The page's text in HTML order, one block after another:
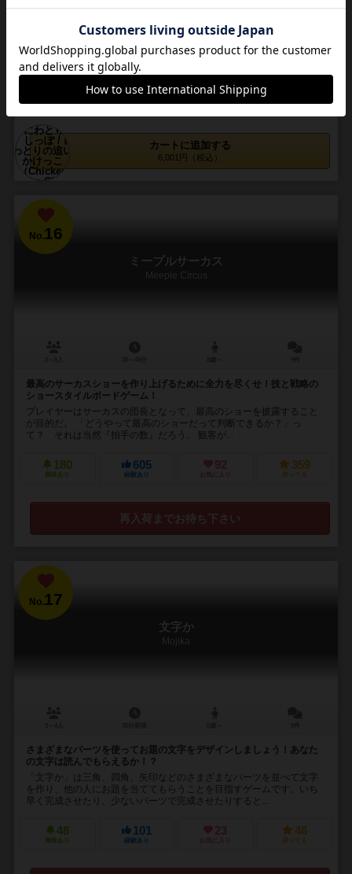
子供の方が得意？神経衰弱でしっぽの争奪戦！！
ボードゲームです。小さい子でも楽しめるので、神経衰弱するならト
ランプよりこちらの作品で遊ぶと大人も退屈しにくいと...
興味あり
378
経験あり
76
お気に入り 持ってる
カートに追加する
6,001円（税込）
No. 16
ミープルサーカス
Meeple Circus
最高のサーカスショーを作り上げるために全力を尽くせ！技と戦略の
ショースタイルボードゲーム！
プレイヤーはサーカスの団長となって、最高のショーを披露すること
が目的だ。 「どうやって最高のショーだって判断できるか？」っ
て？ それは当然『拍手の数』だろう。 観客が...
180
興味あり
605
経験あり
92
お気に入り
359
持ってる
再入荷までお待ち下さい
No.17
文字か
Mojika
さまざまなパーツを使ってお題の文字をデザインしましょう！あなた
の文字は読んでもらえるか！？
「文字か」は三角、四角、矢印などのさまざまなパーツを並べて文字
を作り、他の人にお題を当ててもらうことを目指すゲームです。いち
早く完成させたり、少ないパーツで完成させたりすると...
48
興味あり
101
経験あり
23
お気に入り
46
持ってる